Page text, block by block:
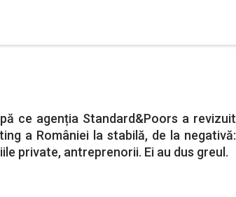
ce agenția Standard&Poors a revizuit
a României la stabilă, de la negativă:
private, antreprenorii. Ei au dus greul.